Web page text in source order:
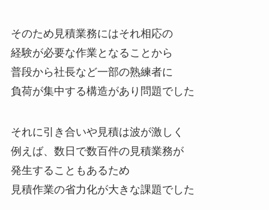
そのため見積業務にはそれ相応の
経験が必要な作業となることから
普段から社長など一部の熟練者に
負荷が集中する構造があり問題でした
それに引き合いや見積は波が激しく
例えば、数日で数百件の見積業務が
発生することもあるため
見積作業の省力化が大きな課題でした